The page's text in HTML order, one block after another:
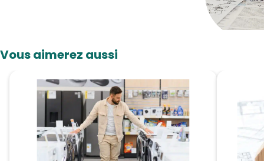
Vous aimerez aussi